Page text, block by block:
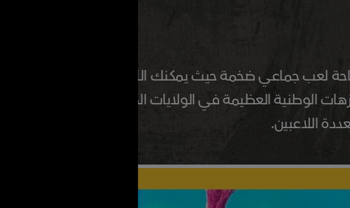
لعب جماعي ضخمة حيث يمكنك اللعب بدراجات وزلاجات
الوطنية العظيمة في الولايات المتحدة بينما تنشئ
اللاعبين.